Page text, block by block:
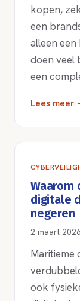
kopen,
een
alleen een
doen veel
een
Lees meer
Waarom
digitale
negeren
2 maart 2026
Maritieme
ook